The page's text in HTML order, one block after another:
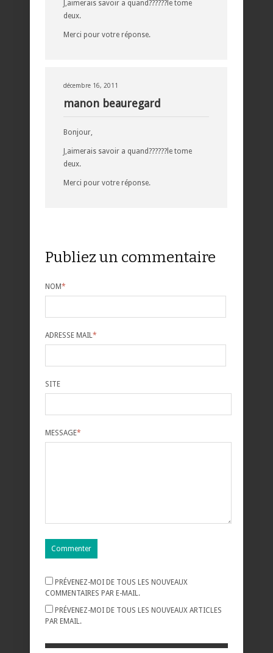
J,aimerais savoir a quand??????le tome
deux.
Merci pour votre réponse.
décembre 16, 2011
manon beauregard
Bonjour,
J,aimerais savoir a quand??????le tome
deux.
Merci pour votre réponse.
Publiez un commentaire
NOM*
ADRESSE MAIL *
SITE
MESSAGE*
PRÉVENEZ-MOI DE TOUS LES NOUVEAUX
COMMENTAIRES PAR E-MAIL.
PRÉVENEZ-MOI DE TOUS LES NOUVEAUX ARTICLES
PAR EMAIL.